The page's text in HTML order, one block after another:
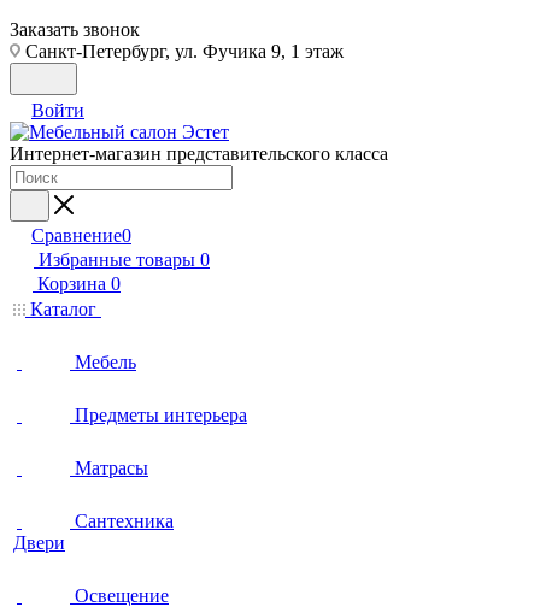
Заказать звонок
Санкт-Петербург, ул. Фучика 9, 1 этаж
Войти
Интернет-магазин представительского класса
Сравнение0
Избранные товары 0
Корзина 0
Каталог
Мебель
Предметы интерьера
Матрасы
Сантехника
Двери
Освещение